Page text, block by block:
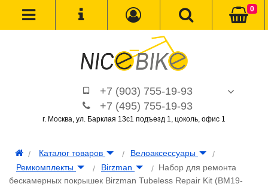
+7 (903) 755-19-93
+7 (495) 755-19-93
г. Москва, ул. Барклая 13с1 подъезд 1, цоколь, офис 1
0
Каталог товаров
Велоаксессуары
Ремкомплекты
Birzman
Набор для ремонта
бескамерных покрышек Birzman Tubeless Repair Kit (BM19-